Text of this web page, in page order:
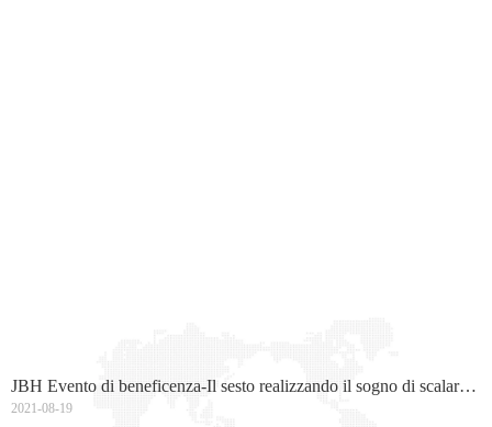
JBH Evento di beneficenza-Il sesto realizzando il sogno di scalare la Grande Muraglia per le persone con disabilità fisiche
2021-08-19